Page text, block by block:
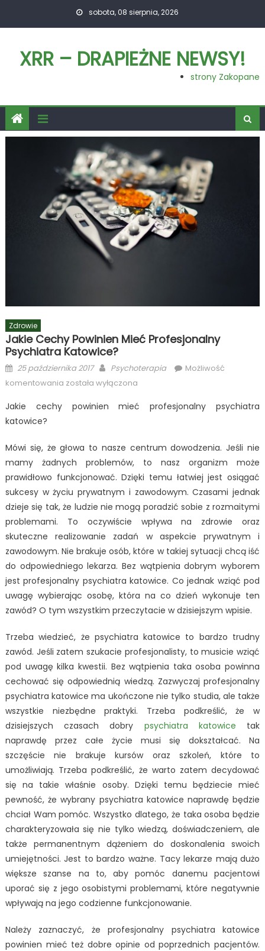
sobota, 08 sierpnia, 2026
XRR – DRAPIEŻNE NEWSY!
strony Zakopane
Zdrowie
Jakie Cechy Powinien Mieć Profesjonalny
Psychiatra Katowice?
Posted
on
25 października 2017 Author
Psychoterapia
Możliwość
komentowania Jakie
powinien
psychiatra
katowice?
została wyłączona
Jakie cechy powinien mieć profesjonalny psychiatra
katowice?
Mówi się, że głowa to nasze centrum dowodzenia. Jeśli nie
mamy żadnych problemów, to nasz organizm może
prawidłowo funkcjonować. Dzięki temu łatwiej jest osiągać
sukcesy w życiu prywatnym i zawodowym. Czasami jednak
dzieje się tak, że ludzie nie mogą poradzić sobie z rozmaitymi
problemami. To oczywiście wpływa na zdrowie oraz
skuteczne realizowanie zadań w aspekcie prywatnym i
zawodowym. Nie brakuje osób, które w takiej sytuacji chcą iść
do odpowiedniego lekarza. Bez wątpienia dobrym wyborem
jest profesjonalny psychiatra katowice. Co jednak wziąć pod
uwagę wybierając osobę, która na co dzień wykonuje ten
zawód? O tym wszystkim przeczytacie w dzisiejszym wpisie.
Trzeba wiedzieć, że psychiatra katowice to bardzo trudny
zawód. Jeśli zatem szukacie profesjonalisty, to musicie wziąć
pod uwagę kilka kwestii. Bez wątpienia taka osoba powinna
cechować się odpowiednią wiedzą. Zazwyczaj profesjonalny
psychiatra katowice ma ukończone nie tylko studia, ale także
wszystkie niezbędne praktyki. Trzeba podkreślić, że w
dzisiejszych czasach dobry psychiatra katowice tak
naprawdę przez całe życie musi się dokształcać. Na
szczęście nie brakuje kursów oraz szkoleń, które to
umożliwiają. Trzeba podkreślić, że warto zatem decydować
się na takie właśnie osoby. Dzięki temu będziecie mieć
pewność, że wybrany psychiatra katowice naprawdę będzie
chciał Wam pomóc. Wszystko dlatego, że taka osoba będzie
charakteryzowała się nie tylko wiedzą, doświadczeniem, ale
także permanentnym dążeniem do doskonalenia swoich
umiejętności. Jest to bardzo ważne. Tacy lekarze mają dużo
większe szanse na to, aby pomóc danemu pacjentowi
uporać się z jego osobistymi problemami, które negatywnie
wpływają na jego codzienne funkcjonowanie.
Należy zaznaczyć, że profesjonalny psychiatra katowice
powinien mieć też dobre opinie od poprzednich pacjentów.